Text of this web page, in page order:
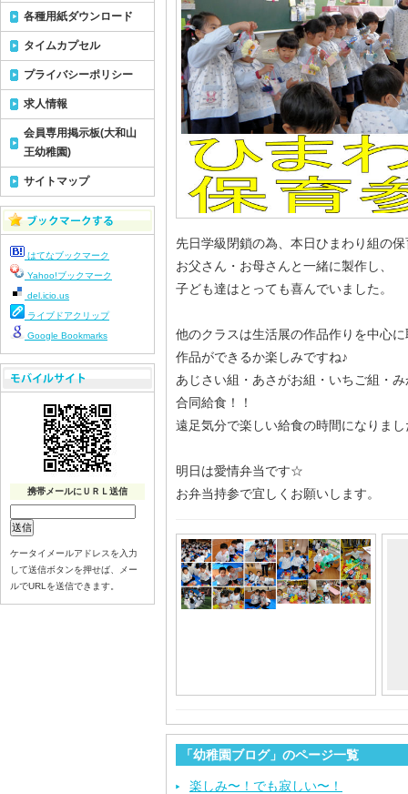
先日学級閉鎖の為、本日ひまわり組の
お父さん・お母さんと一緒に製作し、
子ども達はとっても喜んでいました。
他のクラスは生活展の作品作りを中心
作品ができるか楽しみですね♪
あじさい組・あさがお組・いちご組・
合同給食！！
遠足気分で楽しい給食の時間になりまし
明日は愛情弁当です☆
お弁当持参で宜しくお願いします。
「幼稚園ブログ」のページ一覧
楽しみ〜！でも寂しい〜！
各種用紙ダウンロード
タイムカプセル
プライバシーポリシー
求人情報
会員専用掲示板(大和山
王幼稚園)
サイトマップ
はてなブックマーク
Yahoo!ブックマーク
del.icio.us
ライブドアクリップ
Google Bookmarks
携帯メールにＵＲＬ送信
ケータイメールアドレスを入力
して送信ボタンを押せば、メー
ルでURLを送信できます。